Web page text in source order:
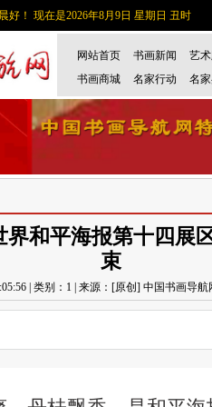
好！ 现在是2026年8月9日 星期日 丑时
网站首页 书画新闻
艺
书画商城
名家行动 名
界和平海报第十四展
束
| 类别：1 | 来源：[原创] 中国书画导